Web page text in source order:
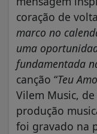
coração de
marco no
uma
fundamentada
canção “Teu
Vilem Music,
produção
foi gravado na